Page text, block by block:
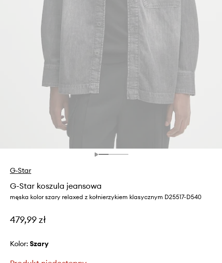
G-Star
G-Star koszula jeansowa
męska kolor szary relaxed z kołnierzykiem klasycznym D25517-D540
479,99 zł
Kolor: szary